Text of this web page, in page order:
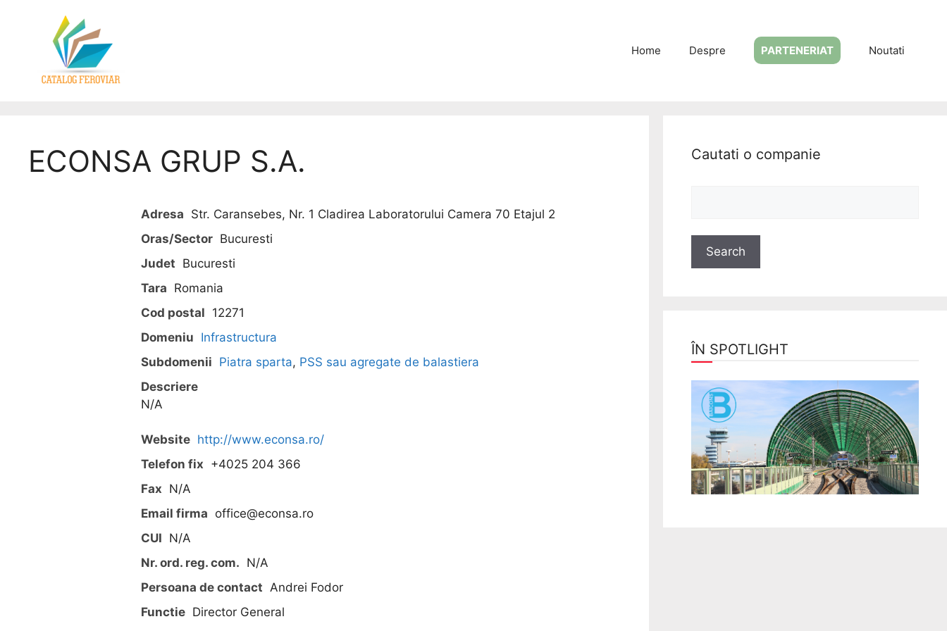
Home Despre PARTENERIAT Noutati
ECONSA GRUP S.A.
Adresa Str. Caransebes, Nr. 1 Cladirea Laboratorului Camera 70 Etajul 2
Oras/Sector Bucuresti
Judet Bucuresti
Tara Romania
Cod postal 12271
Domeniu Infrastructura
Subdomenii Piatra sparta, PSS sau agregate de balastiera
Descriere
N/A
Website http://www.econsa.ro/
Telefon fix +4025 204 366
Fax N/A
Email firma office@econsa.ro
CUI N/A
Nr. ord. reg. com. N/A
Persoana de contact Andrei Fodor
Functie Director General
Cautati o companie
ÎN SPOTLIGHT